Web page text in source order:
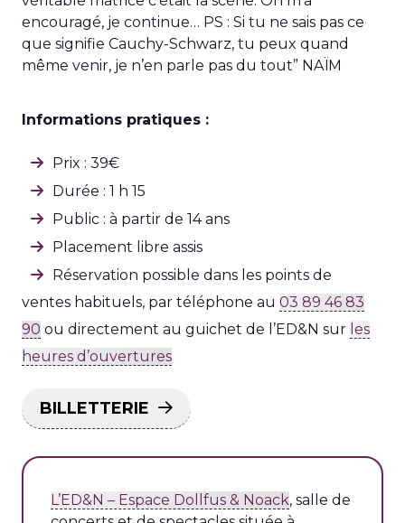
encouragé, je continue… PS : Si tu ne sais pas ce
que signifie Cauchy-Schwarz, tu peux quand
même venir, je n’en parle pas du tout” NAÏM
Informations pratiques :
Prix : 39€
Durée : 1 h 15
Public : à partir de 14 ans
Placement libre assis
Réservation possible dans les points de
ventes habituels, par téléphone au 03 89 46 83
90 ou directement au guichet de l’ED&N sur les
heures d’ouvertures
BILLETTERIE
L’ED&N – Espace Dollfus & Noack, salle de